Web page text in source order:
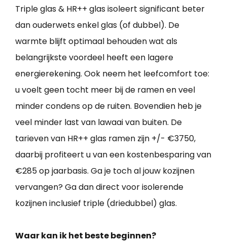
Triple glas & HR++ glas isoleert significant beter
dan ouderwets enkel glas (of dubbel). De
warmte blijft optimaal behouden wat als
belangrijkste voordeel heeft een lagere
energierekening. Ook neem het leefcomfort toe:
u voelt geen tocht meer bij de ramen en veel
minder condens op de ruiten. Bovendien heb je
veel minder last van lawaai van buiten. De
tarieven van HR++ glas ramen zijn +/- €3750,
daarbij profiteert u van een kostenbesparing van
€285 op jaarbasis. Ga je toch al jouw kozijnen
vervangen? Ga dan direct voor isolerende
kozijnen inclusief triple (driedubbel) glas.
Waar kan ik het beste beginnen?